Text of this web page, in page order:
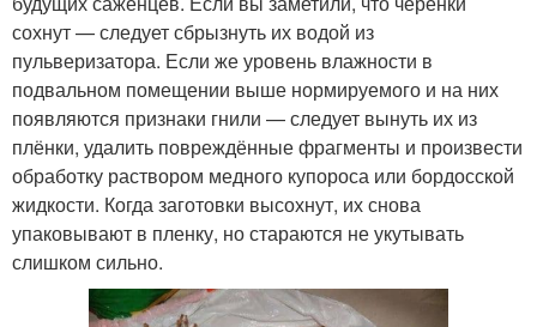
сохнут — следует сбрызнуть их водой из
пульверизатора. Если же уровень влажности в
подвальном помещении выше нормируемого и на них
появляются признаки гнили — следует вынуть их из
плёнки, удалить повреждённые фрагменты и произвести
обработку раствором медного купороса или бордосской
жидкости. Когда заготовки высохнут, их снова
упаковывают в пленку, но стараются не укутывать
слишком сильно.